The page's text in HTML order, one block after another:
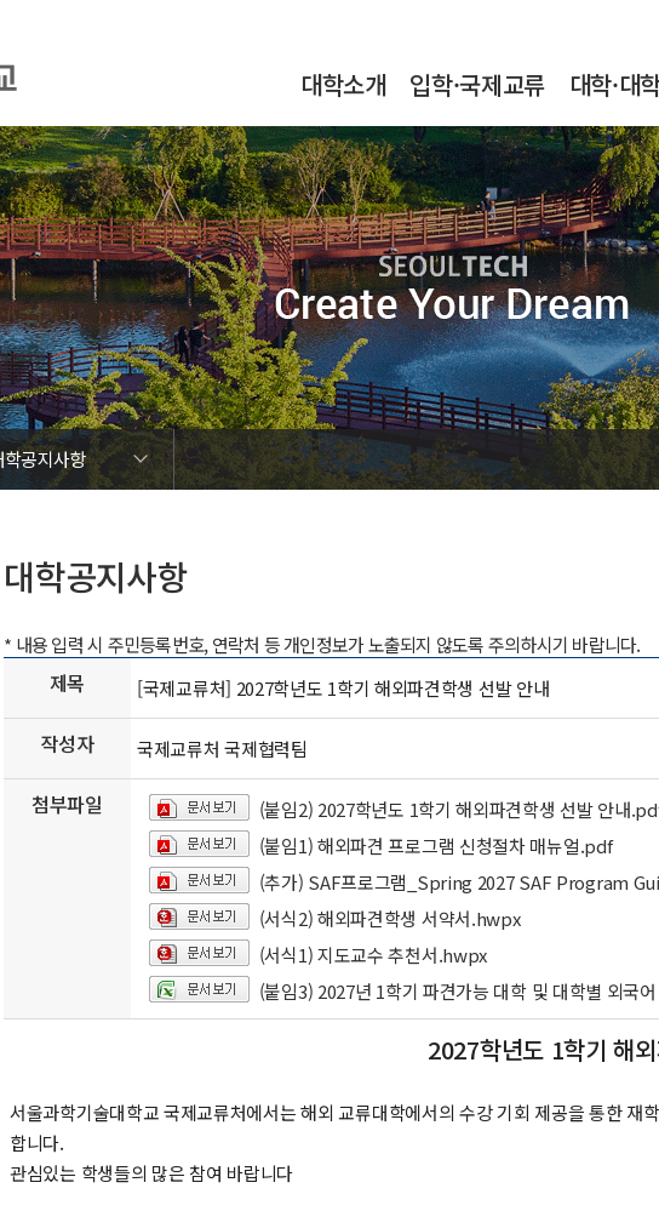
대학소개 입학·국제교류 대학·대
학공지사항
지사항
지
지
공지
지
찰
보
부행사
심의위원회
바이러스19 대응안내
원회
대학공지사항
* 내용 입력 시 주민등록번호, 연락처 등 개인정보가 노출되지 않도록 주의하시기 바랍니다.
제목 [국제교류처] 2027학년도 1학기 해외파견학생 선발 안내
작성자 국제교류처 국제협력팀
첨부파일
(붙임2) 2027학년도 1학기 해외파견학생 선발 안내
(붙임1) 해외파견 프로그램 신청절차 매뉴얼.pdf
(추가) SAF프로그램_Spring 2027 SAF Program
(서식2) 해외파견학생 서약서.hwpx
(서식1) 지도교수 추천서.hwpx
(붙임3) 2027년 1학기 파견가능 대학 및 대학별 외
2027학년도 1학기 해
서울과학기술대학교 국제교류처에서는 해외 교류대학에서의 수강 기회 제공을 통한
합니다.
관심있는 학생들의 많은 참여 바랍니다